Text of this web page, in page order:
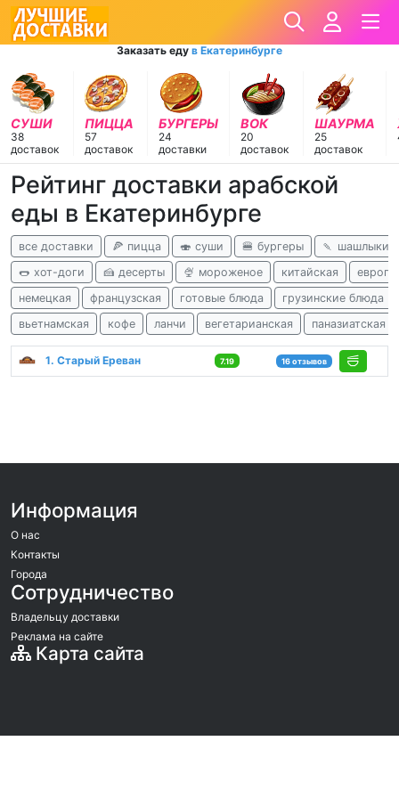
Заказать еду в Екатеринбурге
СУШИ
38
доставок
ПИЦЦА
57
доставок
БУРГЕРЫ
24
доставки
ВОК
20
доставок
ШАУРМА
25
доставок
Рейтинг доставки арабской
еды в Екатеринбурге
все доставки 🍕 пицца 🍣 суши 🍔 бургеры
🍡 шашлыки
🌭 хот-доги
🍰 десерты 🍨 мороженое китайская
немецкая
французская готовые блюда
грузинские блюда
вьетнамская
кофе ланчи вегетарианская паназиатская
1. Старый Ереван 7.19 16 отзывов
Информация
О нас
Контакты
Города
Сотрудничество
Владельцу доставки
Реклама на сайте
Карта сайта